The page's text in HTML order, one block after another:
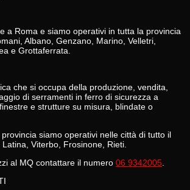
a Roma e siamo operativi in tutta la provincia
Albano, Genzano, Marino, Velletri,
e Grottaferrata.
che si occupa della produzione, vendita,
di serramenti in ferro di sicurezza a
e strutture su misura, blindate o
siamo operativi nelle città di tutto il
Viterbo, Frosinone, Rieti.
al MQ contattare il numero 06 9342005